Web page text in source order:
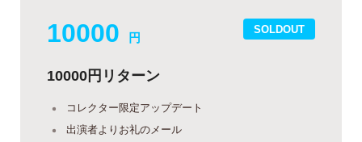
SOLDOUT
10000 円
10000円リターン
コレクター限定アップデート
出演者よりお礼のメール